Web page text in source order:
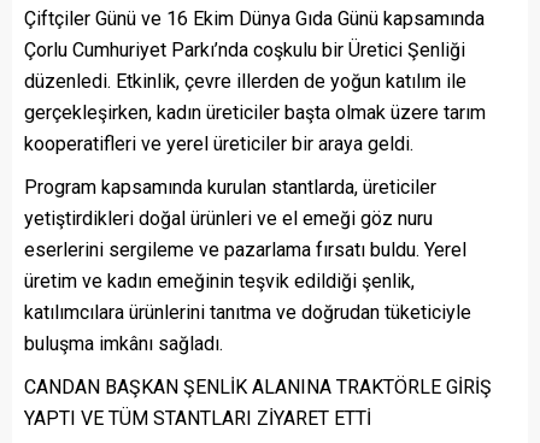
Çiftçiler Günü ve 16 Ekim Dünya Gıda Günü kapsamında
Çorlu Cumhuriyet Parkı’nda coşkulu bir Üretici Şenliği
düzenledi. Etkinlik, çevre illerden de yoğun katılım ile
gerçekleşirken, kadın üreticiler başta olmak üzere tarım
kooperatifleri ve yerel üreticiler bir araya geldi.
Program kapsamında kurulan stantlarda, üreticiler
yetiştirdikleri doğal ürünleri ve el emeği göz nuru
eserlerini sergileme ve pazarlama fırsatı buldu. Yerel
üretim ve kadın emeğinin teşvik edildiği şenlik,
katılımcılara ürünlerini tanıtma ve doğrudan tüketiciyle
buluşma imkânı sağladı.
CANDAN BAŞKAN ŞENLİK ALANINA TRAKTÖRLE GİRİŞ
YAPTI VE TÜM STANTLARI ZİYARET ETTİ